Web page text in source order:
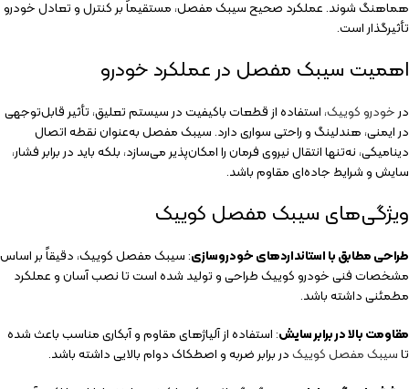
هماهنگ شوند. عملکرد صحیح سیبک مفصل، مستقیماً بر کنترل و تعادل خودرو
تأثیرگذار است.
اهمیت سیبک مفصل در عملکرد خودرو
درخودرو کوییک، استفاده از قطعات باکیفیت در سیستم تعلیق، تأثیر قابل‌توجهی
در ایمنی، هندلینگ و راحتی سواری دارد. سیبک مفصل به‌عنوان نقطه اتصال
دینامیکی، نه‌تنها انتقال نیروی فرمان را امکان‌پذیر می‌سازد، بلکه باید در برابر فشار،
سایش و شرایط جاده‌ای مقاوم باشد.
ویژگی‌های سیبک مفصل کوییک
طراحی مطابق با استانداردهای خودروسازی: سیبک مفصل کوییک، دقیقاً بر اساس
مشخصات فنی خودرو کوییک طراحی و تولید شده است تا نصب آسان و عملکرد
مطمئنی داشته باشد.
مقاومت بالا در برابر سایش: استفاده از آلیاژهای مقاوم و آبکاری مناسب باعث شده
تاسیبک مفصل کوییکدر برابر ضربه و اصطکاک دوام بالایی داشته باشد.